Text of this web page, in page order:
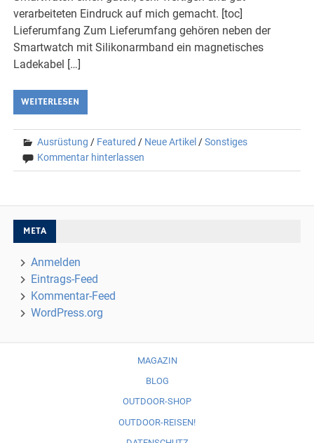
verarbeiteten Eindruck auf mich gemacht. [toc]
Lieferumfang Zum Lieferumfang gehören neben der
Smartwatch mit Silikonarmband ein magnetisches
Ladekabel […]
WEITERLESEN
Ausrüstung / Featured / Neue Artikel /Sonstiges
Kommentar hinterlassen
META
Anmelden
Eintrags-Feed
Kommentar-Feed
WordPress.org
MAGAZIN
BLOG
OUTDOOR-SHOP
OUTDOOR-REISEN!